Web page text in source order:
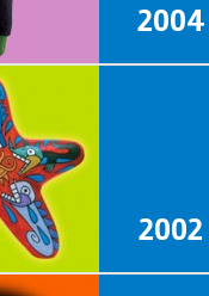
2004
2002